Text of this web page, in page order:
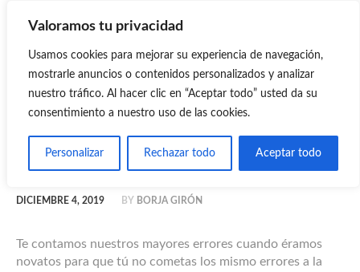
Valoramos tu privacidad
Usamos cookies para mejorar su experiencia de navegación,
mostrarle anuncios o contenidos personalizados y analizar
nuestro tráfico. Al hacer clic en “Aceptar todo” usted da su
consentimiento a nuestro uso de las cookies.
Personalizar Rechazar todo Aceptar todo
MASTERMIND
Mastermind Emprendedores Digitales
19: Nuestros errores cuando
éramos novatos
DICIEMBRE 4, 2019 BY BORJA GIRÓN
Te contamos nuestros mayores errores cuando éramos
novatos para que tú no cometas los mismo errores a la